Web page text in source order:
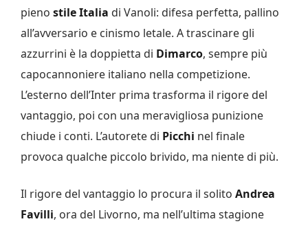
pieno stile Italia di Vanoli: difesa perfetta, pallino
all’avversario e cinismo letale. A trascinare gli
azzurrini è la doppietta di Dimarco, sempre più
capocannoniere italiano nella competizione.
L’esterno dell’Inter prima trasforma il rigore del
vantaggio, poi con una meravigliosa punizione
chiude i conti. L’autorete di Picchi nel finale
provoca qualche piccolo brivido, ma niente di più.
Il rigore del vantaggio lo procura il solito Andrea
Favilli, ora del Livorno, ma nell’ultima stagione